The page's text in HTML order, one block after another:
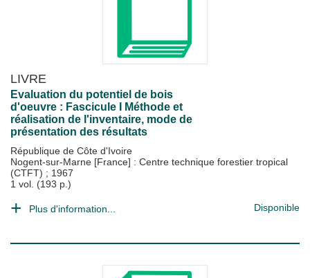
LIVRE
Evaluation du potentiel de bois
d'oeuvre : Fascicule I Méthode et
réalisation de l'inventaire, mode de
présentation des résultats
République de Côte d'Ivoire
Nogent-sur-Marne [France] : Centre technique forestier tropical
(CTFT) ; 1967
1 vol. (193 p.)
Plus d'information... Disponible